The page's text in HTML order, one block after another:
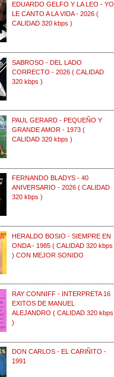
EDUARDO GELFO Y LA LEO - YO
LE CANTO A LA VIDA - 2026 (
CALIDAD 320 kbps )
SABROSO - DEL LADO
CORRECTO - 2026 ( CALIDAD
320 kbps )
PAUL GERARD - PEQUEÑO Y
GRANDE AMOR - 1973 (
CALIDAD 320 kbps )
FERNANDO BLADYS - 40
ANIVERSARIO - 2026 ( CALIDAD
320 kbps )
HERALDO BOSIO - SIEMPRE EN
ONDA - 1985 ( CALIDAD 320 kbps
) CON MEJOR SONIDO
RAY CONNIFF - INTERPRETA 16
EXITOS DE MANUEL
ALEJANDRO ( CALIDAD 320 kbps
)
DON CARLOS - EL CARIÑITO -
1991